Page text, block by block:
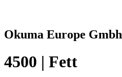
Okuma Europe Gmbh
4500 | Fett